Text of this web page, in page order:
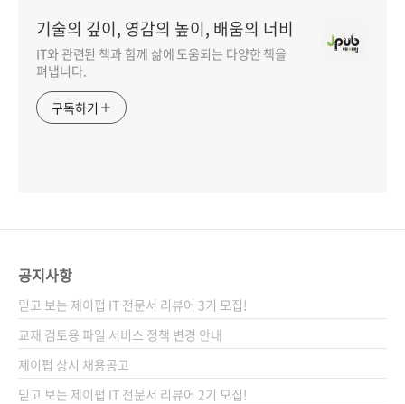
기술의 깊이, 영감의 높이, 배움의 너비
IT와 관련된 책과 함께 삶에 도움되는 다양한 책을
펴냅니다.
구독하기
공지사항
믿고 보는 제이펍 IT 전문서 리뷰어 3기 모집!
교재 검토용 파일 서비스 정책 변경 안내
제이펍 상시 채용공고
믿고 보는 제이펍 IT 전문서 리뷰어 2기 모집!